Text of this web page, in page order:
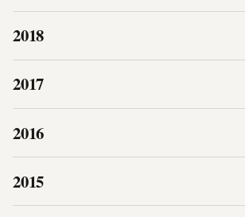
2018
2017
2016
2015